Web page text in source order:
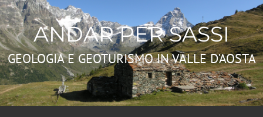
ANDAR PER SASSI
GEOLOGIA E GEOTURISMO IN VALLE D'AOSTA